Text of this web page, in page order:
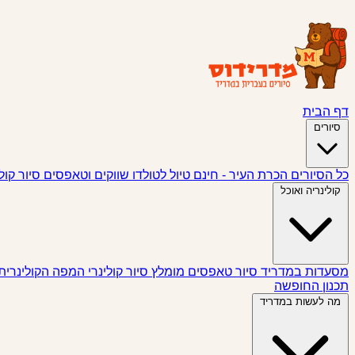
דף הבית
סיורים
כל הסיורים הכרת העיר - חינם טיול לטולדו שווקים וטאפסים סיור
קולינריה ואוכל
מסעדות במדריד סיור טאפסים מומלץ סיור קולינרי המפה
תכנון החופשה
מה לעשות במדריד